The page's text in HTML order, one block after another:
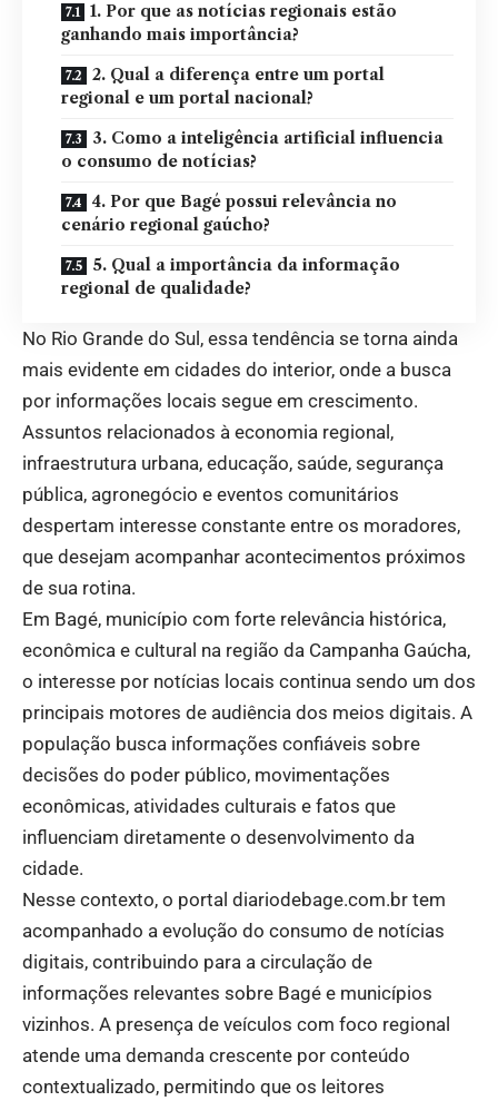
1. Por que as notícias regionais estão
ganhando mais importância?
2. Qual a diferença entre um portal
regional e um portal nacional?
3. Como a inteligência artificial influencia
o consumo de notícias?
4. Por que Bagé possui relevância no
cenário regional gaúcho?
5. Qual a importância da informação
regional de qualidade?
No Rio Grande do Sul, essa tendência se torna ainda
mais evidente em cidades do interior, onde a busca
por informações locais segue em crescimento.
Assuntos relacionados à economia regional,
infraestrutura urbana, educação, saúde, segurança
pública, agronegócio e eventos comunitários
despertam interesse constante entre os moradores,
que desejam acompanhar acontecimentos próximos
de sua rotina.
Em Bagé, município com forte relevância histórica,
econômica e cultural na região da Campanha Gaúcha,
o interesse por notícias locais continua sendo um dos
principais motores de audiência dos meios digitais. A
população busca informações confiáveis sobre
decisões do poder público, movimentações
econômicas, atividades culturais e fatos que
influenciam diretamente o desenvolvimento da
cidade.
Nesse contexto, o portal diariodebage.com.br tem
acompanhado a evolução do consumo de notícias
digitais, contribuindo para a circulação de
informações relevantes sobre Bagé e municípios
vizinhos. A presença de veículos com foco regional
atende uma demanda crescente por conteúdo
contextualizado, permitindo que os leitores